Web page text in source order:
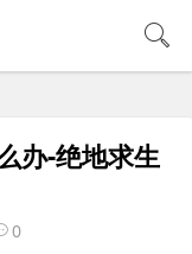
办-绝地求生
0